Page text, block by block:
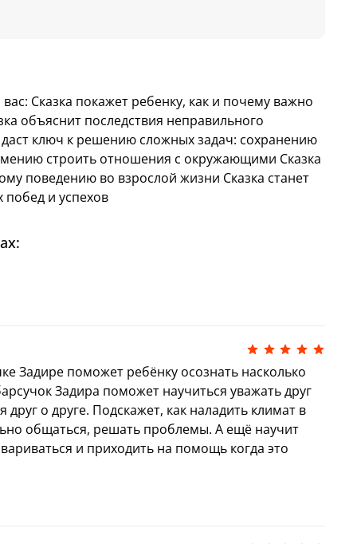
конце каждой приводится правило-
даст вашему ребенку ключ к
правилам безопасности, а также покажет,
ситуациях
здоровые привычки
экземпляров, по итогам 2020 года
детских авторов России по
Мастер сказок, педагог с 20-летним
полную подборку всех книг
вас:
Сказка покажет ребенку, как и почему важно
объяснит последствия неправильного
ключ к решению сложных задач: сохранению
строить отношения с окружающими Сказка
поведению во взрослой жизни Сказка станет
и успехов
Задире поможет ребёнку осознать насколько
Задира поможет научиться уважать друг
друг о друге. Подскажет, как наладить климат в
общаться, решать проблемы. А ещё научит
и приходить на помощь когда это